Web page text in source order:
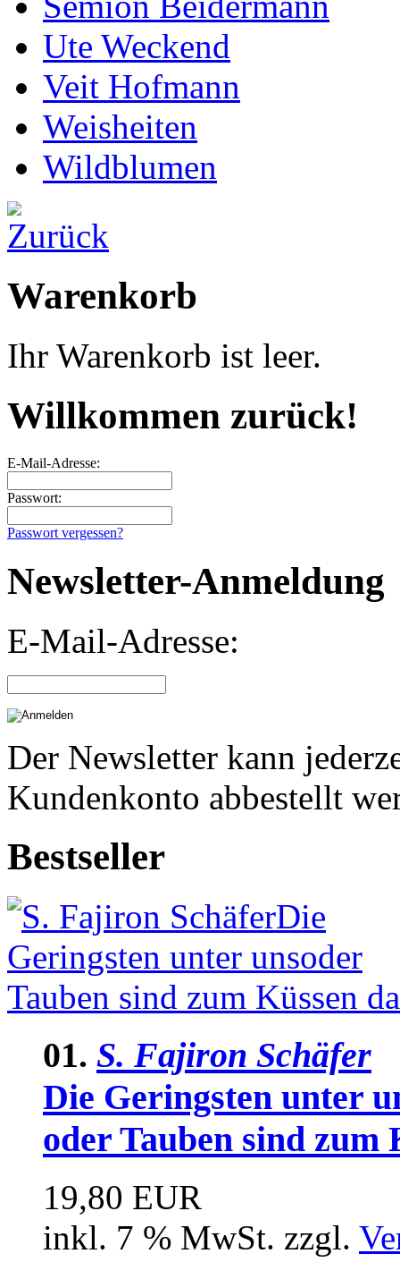
Ute Weckend
Veit Hofmann
Weisheiten
Wildblumen
Warenkorb
Ihr Warenkorb ist leer.
Willkommen zurück!
E-Mail-Adresse:
Passwort:
Passwort vergessen?
Newsletter-Anmeldung
E-Mail-Adresse:
Der Newsletter kann
Kundenkonto abbestellt
Bestseller
01. S. Fajiron Schäfer
Die Geringsten unter
oder Tauben sind zum
19,80 EUR
inkl. 7 % MwSt. zzgl.